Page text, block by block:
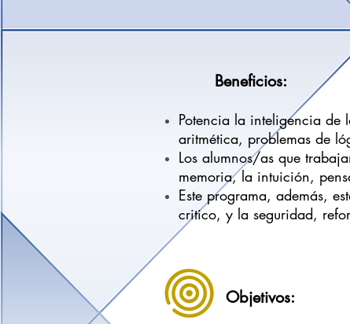
Beneficios:
Potencia la inteligencia de
aritmética, problemas de
Los alumnos/as que
memoria, la intuición,
Este programa, además,
critico, y la seguridad,
Objetivos: